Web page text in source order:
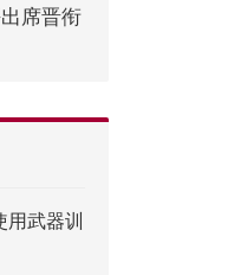
席晋衔
武器训